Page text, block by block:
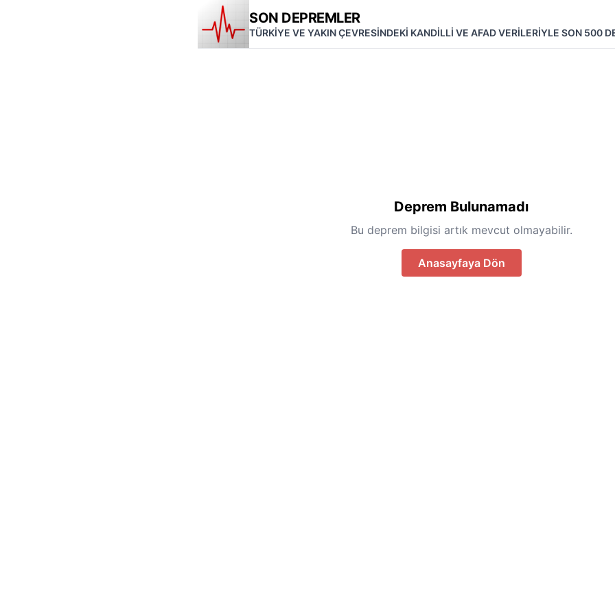
SON DEPREMLER
TÜRKİYE VE YAKIN ÇEVRESİNDEKİ KANDİLLİ VE AFAD VERİLERİYLE SON 500
Deprem Bulunamadı
Bu deprem bilgisi artık mevcut olmayabilir.
Anasayfaya Dön